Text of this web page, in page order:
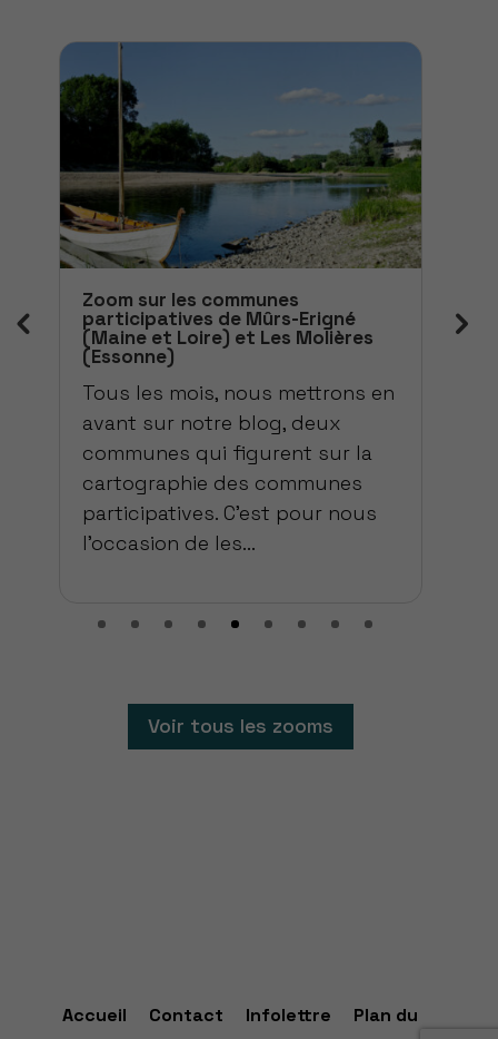
Zoom sur les communes
participatives de Mûrs-Erigné
(Maine et Loire) et Les Molières
(Essonne)
Tous les mois, nous mettrons en
avant sur notre blog, deux
communes qui figurent sur la
cartographie des communes
participatives. C’est pour nous
l’occasion de les...
Voir tous les zooms
Accueil Contact Infolettre
Plan du